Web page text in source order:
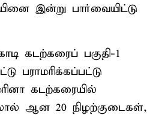
இன்று பார்வையிட்டு
கடற்கரைப் பகுதி-1
பராமரிக்கப்பட்டு
கடற்கரையில்
ஆன 20 நிழற்குடைகள்,